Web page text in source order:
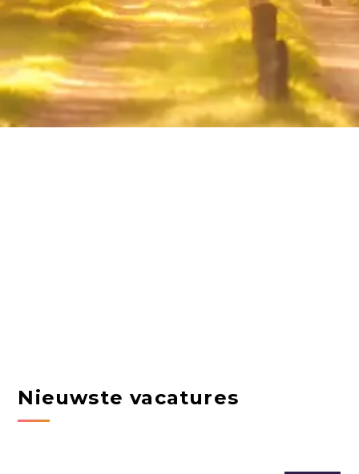
Nieuwste vacatures